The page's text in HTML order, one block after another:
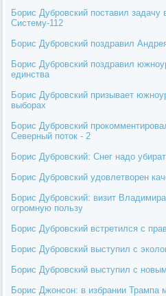
Борис Дубровский поставил задачу
Систему-112
Борис Дубровский поздравил
Борис Дубровский поздравил
единства
Борис Дубровский призывает
выборах
Борис Дубровский
Северный поток - 2
Борис Дубровский: Снег надо
Борис Дубровский удовлетворен
Борис Дубровский: визит
огромную пользу
Борис Дубровский встретился с
Борис Дубровский выступил с
Борис Дубровский выступил с
Борис Джонсон: в избрании Трампа